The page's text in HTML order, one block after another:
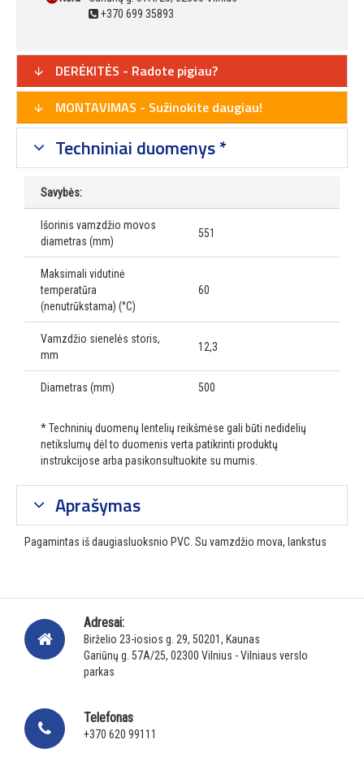
+370 699 35893
DERĖKITĖS - Radote pigiau?
MONTAVIMAS - Sužinokite daugiau!
Techniniai duomenys *
Savybės:
Išorinis vamzdžio movos
diametras (mm)
551
Maksimali vidutinė
temperatūra
(nenutrūkstama) (°C)
60
Vamzdžio sienelės storis,
mm
12,3
Diametras (mm) 500
* Techninių duomenų lentelių reikšmėse gali būti nedidelių
netikslumų dėl to duomenis verta patikrinti produktų
instrukcijose arba pasikonsultuokite su mumis.
Aprašymas
Pagamintas iš daugiasluoksnio PVC. Su vamzdžio mova, lankstus
Adresai:
Birželio 23-iosios g. 29, 50201, Kaunas
Gariūnų g. 57A/25, 02300 Vilnius - Vilniaus verslo
parkas
Telefonas
+370 620 99111